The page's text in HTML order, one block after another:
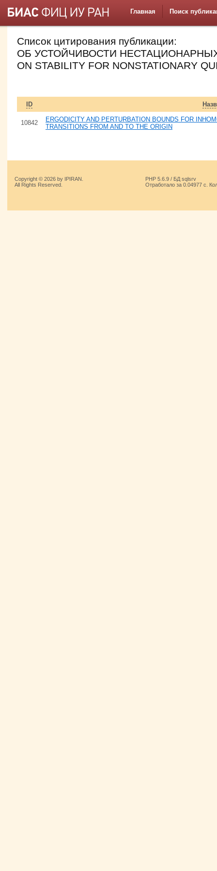
Главная Поиск
Список цитирования публикации:
ОБ УСТОЙЧИВОСТИ
ON STABILITY FOR NONSTATIONARY
ID
10842
ERGODICITY AND PERTURBATION BOUNDS FOR
TRANSITIONS FROM AND TO THE ORIGIN
Copyright © 2026 by IPIRAN.
All Rights Reserved.
PHP 5.6.9 / БД sqlsrv
Отработало за 0.04977 с.